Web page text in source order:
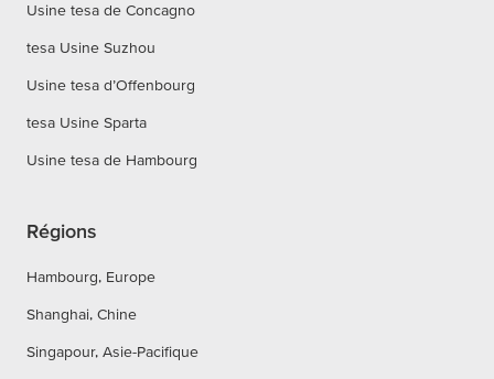
Usine tesa de Concagno
tesa Usine Suzhou
Usine tesa d’Offenbourg
tesa Usine Sparta
Usine tesa de Hambourg
Régions
Hambourg, Europe
Shanghai, Chine
Singapour, Asie-Pacifique